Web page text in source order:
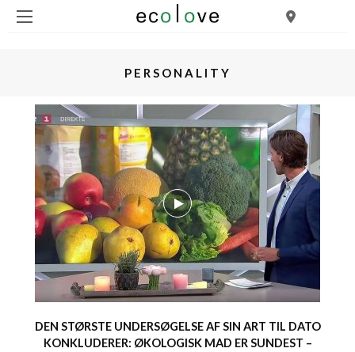
PERSONALITY
DEN STØRSTE UNDERSØGELSE AF SIN ART TIL DATO
KONKLUDERER: ØKOLOGISK MAD ER SUNDEST –